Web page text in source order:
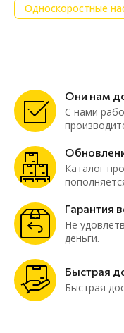
Односкоростные
Они нам
С нами
Каталог
Гарантия
Не
деньги.
Быстрая
Быстрая